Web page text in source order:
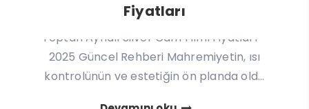
Fiyatları
Toptan Aynalı Silver Cam Filmi Fiyatları –
2025 Güncel Rehberi Mahremiyetin, ısı
kontrolünün ve estetiğin ön planda old...